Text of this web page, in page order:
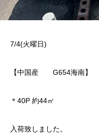
7/4(火曜日)
【中国産 G654海南】
＊40P 約44㎡
入荷致しました。